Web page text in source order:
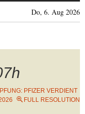
Do, 6. Aug 2026
PFIZER VERDIENT
FULL RESOLUTION